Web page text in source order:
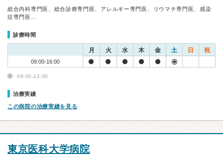
総合内科専門医、総合診療専門医、アレルギー専門医、リウマチ専門医、感染
症専門医…
診療時間
月 火 水 木 金 土 日 祝
09:00-16:00
09:00-12:00
治療実績
この病院の治療実績を見る
東京医科大学病院